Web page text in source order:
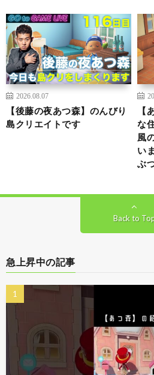
2026.08.07
【後藤の夜あつ森】のんびり
島クリエイトです
【
な
風
い
ぶ
Back to
急上昇中の記事